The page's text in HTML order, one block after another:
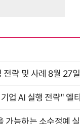
략 및 사례 8월 27일
업 AI 실행 전략" 엘
가늠하는 소수정예